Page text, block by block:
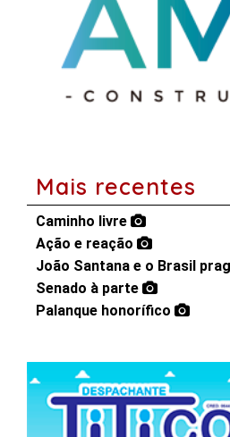
Mais recentes
Caminho livre
Ação e reação
João Santana e o Brasil
Senado à parte
Palanque honorífico